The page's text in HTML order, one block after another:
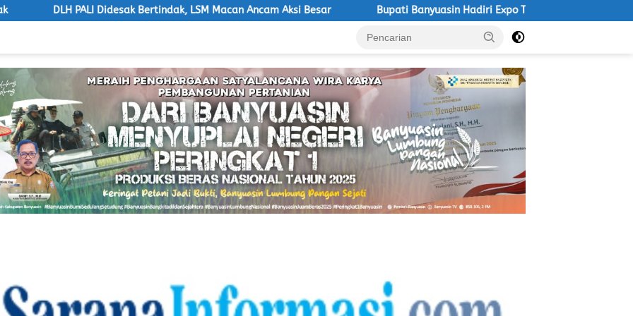
Didesak Bertindak, LSM Macan Ancam Aksi Besar Bupati Banyuasin Hadiri Expo Tungkal Ilir Ke 9 Agenda Rutin Tahunan